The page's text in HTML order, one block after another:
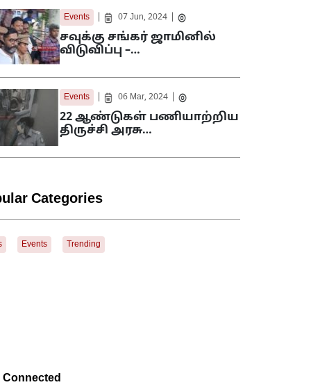
Events 07 Jun, 2024
சவுக்கு சங்கர் ஜாமினில்
விடுவிப்பு –…
Events 06 Mar, 2024
22 ஆண்டுகள் பணியாற்றிய
திருச்சி அரசு…
Categories
Events Trending
Connected